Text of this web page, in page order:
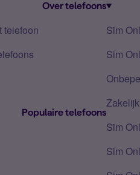
Over telefoons
telefoon
Populaire telefoons
Sim
Sim
Sim
Sim